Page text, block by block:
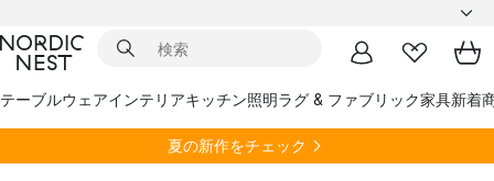
テーブルウェアインテリアキッチン照明ラグ & ファブリック家具新着
夏の新作をチェック